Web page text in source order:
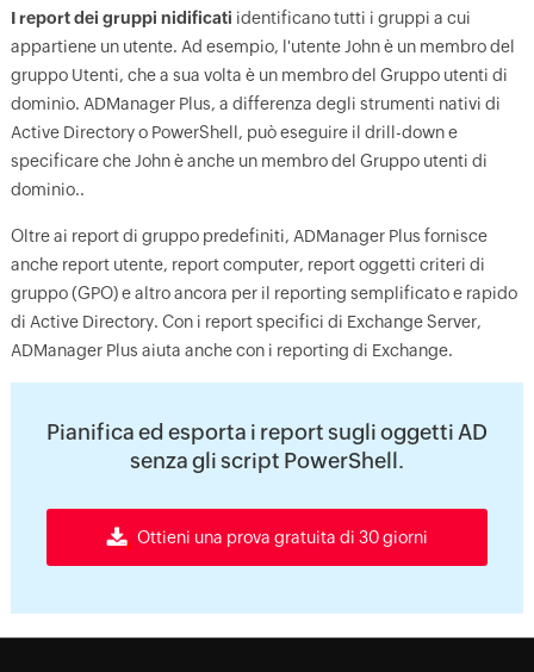
I report dei gruppi nidificati identificano tutti i gruppi a cui
appartiene un utente. Ad esempio, l'utente John è un membro del
gruppo Utenti, che a sua volta è un membro del Gruppo utenti di
dominio. ADManager Plus, a differenza degli strumenti nativi di
Active Directory o PowerShell, può eseguire il drill-down e
specificare che John è anche un membro del Gruppo utenti di
dominio..
Oltre ai report di gruppo predefiniti, ADManager Plus fornisce
anche report utente, report computer, report oggetti criteri di
gruppo (GPO) e altro ancora per il reporting semplificato e rapido
di Active Directory. Con i report specifici di Exchange Server,
ADManager Plus aiuta anche con i reporting di Exchange.
Pianifica ed esporta i report sugli oggetti AD
senza gli script PowerShell.
Ottieni una prova gratuita di 30 giorni